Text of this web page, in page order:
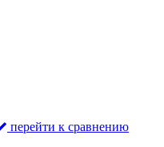
перейти к сравнению